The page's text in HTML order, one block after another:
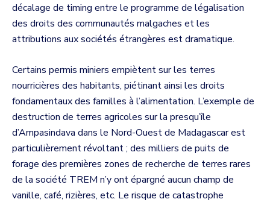
décalage de timing entre le programme de légalisation
des droits des communautés malgaches et les
attributions aux sociétés étrangères est dramatique.
Certains permis miniers empiètent sur les terres
nourricières des habitants, piétinant ainsi les droits
fondamentaux des familles à l’alimentation. L’exemple de
destruction de terres agricoles sur la presqu’île
d’Ampasindava dans le Nord-Ouest de Madagascar est
particulièrement révoltant ; des milliers de puits de
forage des premières zones de recherche de terres rares
de la société TREM n’y ont épargné aucun champ de
vanille, café, rizières, etc. Le risque de catastrophe